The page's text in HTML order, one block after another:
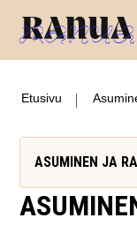
Etusivu
ASUMINEN JA